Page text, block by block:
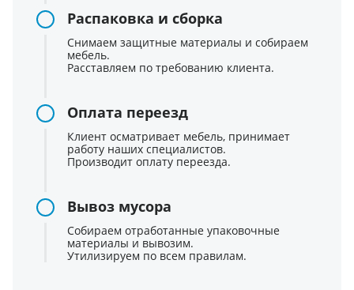
Распаковка и сборка
Снимаем защитные материалы и собираем
мебель.
Расставляем по требованию клиента.
Оплата переезд
Клиент осматривает мебель, принимает
работу наших специалистов.
Производит оплату переезда.
Вывоз мусора
Собираем отработанные упаковочные
материалы и вывозим.
Утилизируем по всем правилам.